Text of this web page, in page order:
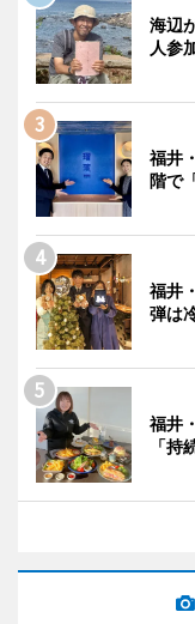
海辺
人参
福井
階で
福井
弾は
福井
「